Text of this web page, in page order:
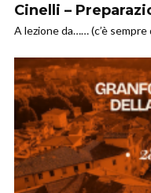
Cinelli –
A lezione da…… (c’è